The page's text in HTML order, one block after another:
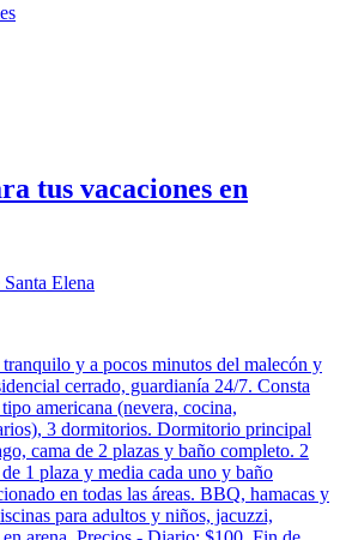
tus vacaciones en
Elena
y a pocos minutos del malecón y
cerrado, guardianía 24/7. Consta
americana (nevera, cocina,
3 dormitorios. Dormitorio principal
cama de 2 plazas y baño completo. 2
1 plaza y media cada uno y baño
en todas las áreas. BBQ, hamacas y
para adultos y niños, jacuzzi,